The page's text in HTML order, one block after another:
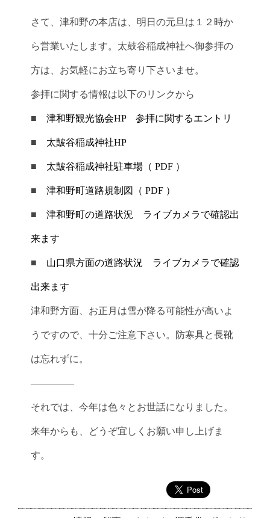
さて、津和野の本店は、明日の元旦は１２時か
ら営業いたします。太鼓谷稲成神社へ御参拝の
方は、お気軽にお立ち寄り下さいませ。
参拝に関する情報は以下のリンクから
■ 津和野観光協会HP 参拝に関するエントリ
■ 太皷谷稲成神社HP
■ 太皷谷稲成神社駐車場（ PDF ）
■ 津和野町道路規制図（ PDF ）
■ 津和野町の道路状況 ライブカメラで確認出
来ます
■ 山口県方面の道路状況 ライブカメラで確認
出来ます
津和野方面、お正月は雪が降る可能性が高いよ
うですので、十分ご注意下さい。防寒具と長靴
は忘れずに。
————–
それでは、今年は色々とお世話になりました。
来年からも、どうぞ宜しくお願い申し上げま
す。